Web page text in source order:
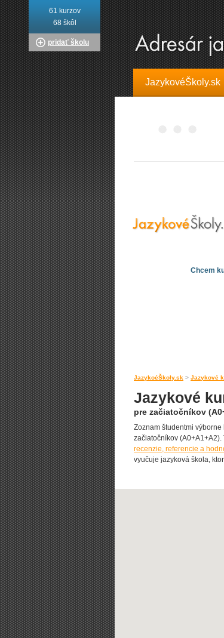
JazykovéŠkoly.sk
Chcem
JazykoéŠkoly.sk > Jazykové
Jazykové
pre začiatočníkov
Zoznam študentmi
začiatočníkov
recenzie, referencie a
vyučuje jazyková škola,
61 kurzov
68 škôl
pridať školu